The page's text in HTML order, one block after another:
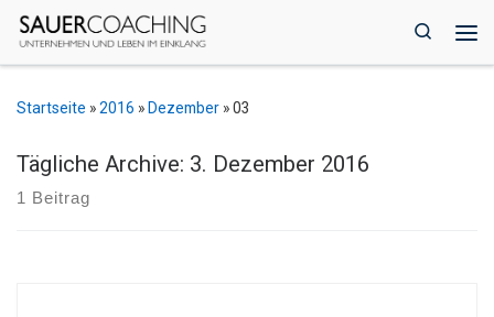
Zum Inhalt springen
Search
Startseite »2016 » Dezember »03
Tägliche Archive: 3. Dezember 2016
1 Beitrag